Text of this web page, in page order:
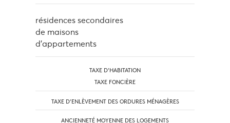
résidences secondaires
de maisons
d'appartements
TAXE D'HABITATION
TAXE FONCIÈRE
TAXE D’ENLÈVEMENT DES ORDURES MÉNAGÈRES
ANCIENNETÉ MOYENNE DES LOGEMENTS